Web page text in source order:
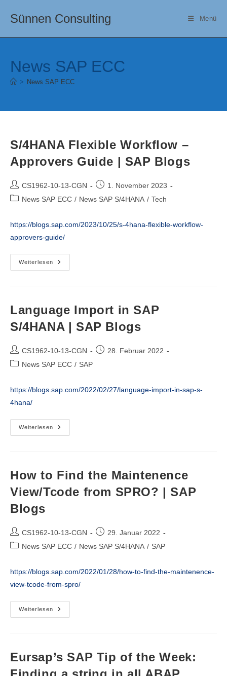
InhaltSünnen Consulting Menü
News SAP ECC
> News SAP ECC
S/4HANA Flexible Workflow –
Approvers Guide | SAP Blogs
Beitrags-
Autor:
CS1962-10-13-CGN
Beitrag
veröffentlicht:
1. November 2023
Beitrags-
News SAP ECC / News SAP S/4HANA / Tech
https://blogs.sap.com/2023/10/25/s-4hana-flexible-workflow-
approvers-guide/
Weiterlesen
S/4HANA
Flexible
SAP
Blogs
Language Import in SAP
S/4HANA | SAP Blogs
Beitrags-
Autor:
CS1962-10-13-CGN
Beitrag28. Februar 2022
Beitrags-
News SAP ECC / SAP
https://blogs.sap.com/2022/02/27/language-import-in-sap-s-
4hana/
Weiterlesen
Language
Import
SAP
Blogs
How to Find the Maintenence
View/Tcode from SPRO? | SAP
Blogs
Beitrags-
Autor:
CS1962-10-13-CGN
Beitrag
veröffentlicht:
29. Januar 2022
Beitrags-
News SAP ECC / News SAP S/4HANA / SAP
https://blogs.sap.com/2022/01/28/how-to-find-the-maintenence-
view-tcode-from-spro/
Weiterlesen
How
To
From
SPRO?
SAP
Eursap’s SAP Tip of the Week: